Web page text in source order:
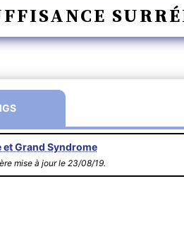
et Grand Syndrome
mise à jour le 23/08/19.